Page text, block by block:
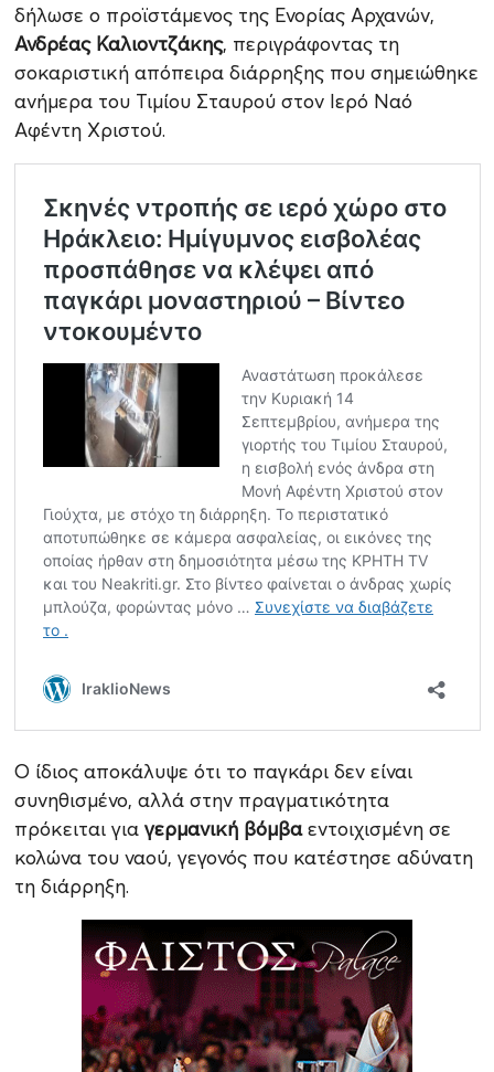
δήλωσε ο προϊστάμενος της Ενορίας Αρχανών,
Ανδρέας Καλιοντζάκης, περιγράφοντας τη
σοκαριστική απόπειρα διάρρηξης που σημειώθηκε
ανήμερα του Τιμίου Σταυρού στον Ιερό Ναό
Αφέντη Χριστού.
Ο ίδιος αποκάλυψε ότι το παγκάρι δεν είναι
συνηθισμένο, αλλά στην πραγματικότητα
πρόκειται για γερμανική βόμβαεντοιχισμένη σε
κολώνα του ναού, γεγονός που κατέστησε αδύνατη
τη διάρρηξη.